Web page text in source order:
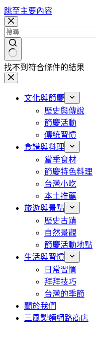
跳至主要內容
找不到符合條件的結果
文化與節慶
歷史與傳說
節慶活動
傳統習慣
食譜與料理
當季食材
節慶特色料理
台灣小吃
本土推薦
旅遊與景點
歷史古蹟
自然景觀
節慶活動地點
生活與習慣
日常習慣
拜拜技巧
台灣的季節
關於我們
三風製麵網路商店